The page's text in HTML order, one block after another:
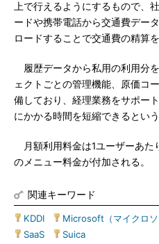
上で行えるようにするもので、
ードや携帯電話から交通費デー
ロードすることで交通費の精算を
履歴データから私用の利用分
ェクトごとの管理機能、原価コ
備しており、経理業務をサポー
にかかる時間を短縮できるという
月額利用料金は1ユーザーあた
のメニュー料金が付加される。
関連キーワード
KDDI Microsoft（マイクロソ
SaaS
Suica